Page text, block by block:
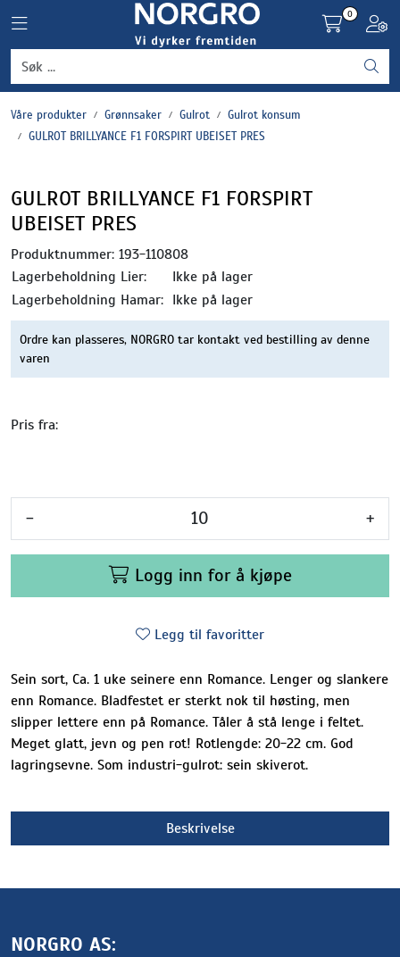
Toggle navigation
0
Våre produkter Grønnsaker Gulrot
Gulrot konsum
GULROT BRILLYANCE F1 FORSPIRT UBEISET PRES
GULROT BRILLYANCE F1 FORSPIRT
UBEISET PRES
Produktnummer: 193-110808
Lagerbeholdning Lier:
Ikke på lager
Lagerbeholdning Hamar: Ikke på lager
Ordre kan plasseres, NORGRO tar kontakt ved bestilling av denne
varen
Pris fra:
- +
Logg inn for å kjøpe
Legg til favoritter
Sein sort, Ca. 1 uke seinere enn Romance. Lenger og slankere
enn Romance. Bladfestet er sterkt nok til høsting, men
slipper lettere enn på Romance. Tåler å stå lenge i feltet.
Meget glatt, jevn og pen rot! Rotlengde: 20-22 cm. God
lagringsevne. Som industri-gulrot: sein skiverot.
Beskrivelse
NORGRO AS:
Grønnsaker
Settepotet og setteløk
Plantevern og nyttedyr
Blomster, potter og brett
Driftsmidler